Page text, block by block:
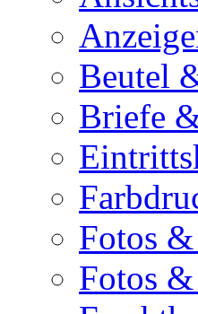
Beutel
Briefe
Fotos
Fotos